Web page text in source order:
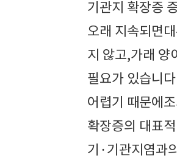
기관지 확장증
오래 지속되면
지 않고,가래 양
필요가 있습니
어렵기 때문에
확장증의 대표
기·기관지염과